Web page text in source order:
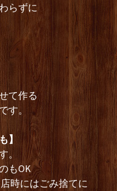
らずに
て作る
す。
】
。
もOK
時にはごみ捨てに